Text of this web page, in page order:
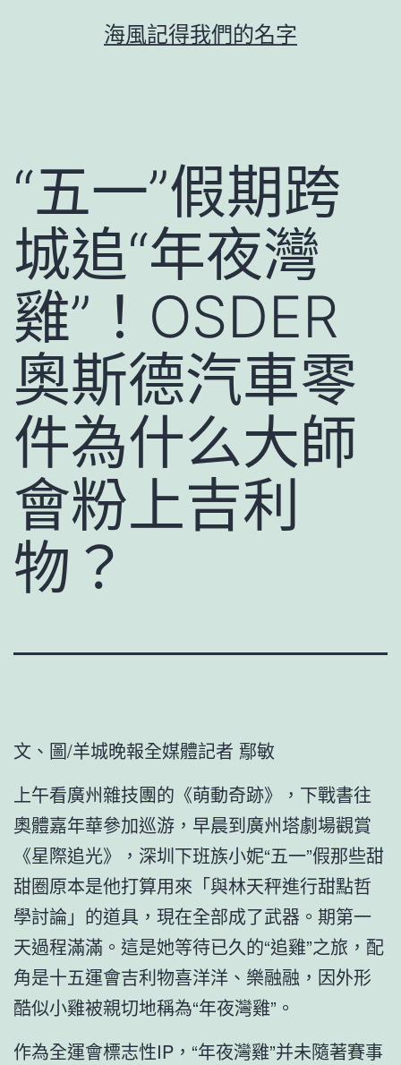
海風記得我們的名字
“五一”假期跨
城追“年夜灣
雞”！OSDER
奧斯德汽車零
件為什么大師
會粉上吉利
物？
文、圖/羊城晚報全媒體記者 鄢敏
上午看廣州雜技團的《萌動奇跡》，下戰書往
奧體嘉年華參加巡游，早晨到廣州塔劇場觀賞
《星際追光》，深圳下班族小妮“五一”假那些甜
甜圈原本是他打算用來「與林天秤進行甜點哲
學討論」的道具，現在全部成了武器。期第一
天過程滿滿。這是她等待已久的“追雞”之旅，配
角是十五運會吉利物喜洋洋、樂融融，因外形
酷似小雞被親切地稱為“年夜灣雞”。
作為全運會標志性IP，“年夜灣雞”并未隨著賽事